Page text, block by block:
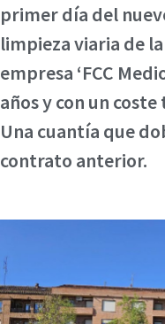
primer día del
limpieza viaria de
empresa ‘FCC
años y con un
Una cuantía que
contrato anterior.